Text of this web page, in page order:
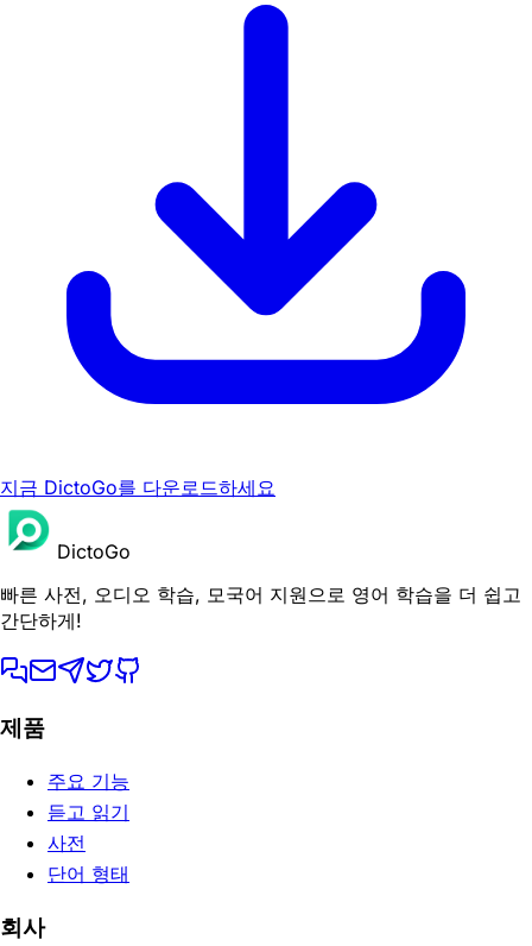
지금 DictoGo를 다운로드하세요
DictoGo
빠른 사전, 오디오 학습, 모국어 지원으로 영어 학습을 더 쉽고
간단하게!
제품
주요 기능
듣고 읽기
사전
단어 형태
회사